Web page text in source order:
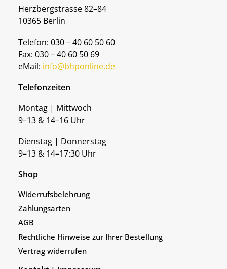
Herzbergstrasse 82–84
10365 Berlin
Telefon: 030 – 40 60 50 60
Fax: 030 – 40 60 50 69
eMail: info@bhponline.de
Telefonzeiten
Montag | Mittwoch
9–13 & 14–16 Uhr
Dienstag | Donnerstag
9–13 & 14–17:30 Uhr
Shop
Widerrufsbelehrung
Zahlungsarten
AGB
Rechtliche Hinweise zur Ihrer Bestellung
Vertrag widerrufen